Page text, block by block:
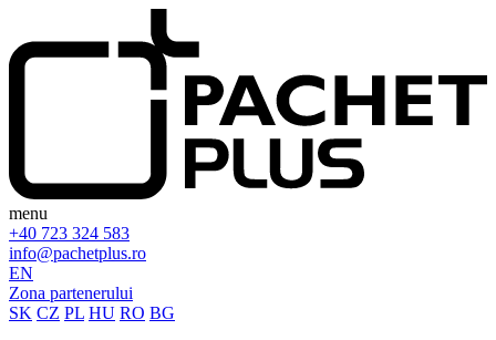
menu
+40 723 324 583
info@pachetplus.ro
EN
Zona partenerului
SK CZ PL HU RO BG